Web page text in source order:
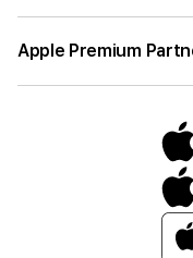
Apple Premium